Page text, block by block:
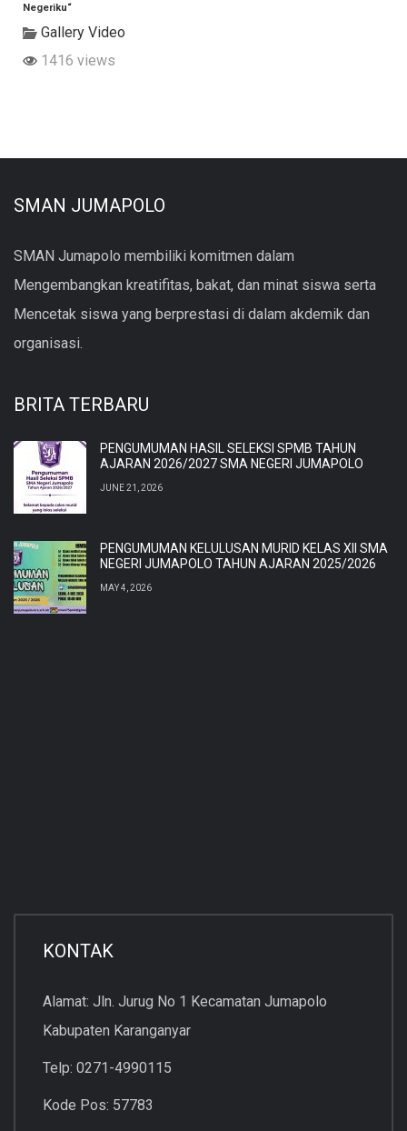
Negeriku“
Gallery Video
1416 views
SMAN JUMAPOLO
SMAN Jumapolo membiliki komitmen dalam
Mengembangkan kreatifitas, bakat, dan minat siswa serta
Mencetak siswa yang berprestasi di dalam akdemik dan
organisasi.
BRITA TERBARU
PENGUMUMAN HASIL SELEKSI SPMB TAHUN
AJARAN 2026/2027 SMA NEGERI JUMAPOLO
JUNE 21, 2026
PENGUMUMAN KELULUSAN MURID KELAS XII SMA
NEGERI JUMAPOLO TAHUN AJARAN 2025/2026
MAY 4, 2026
KONTAK
Alamat: Jln. Jurug No 1 Kecamatan Jumapolo
Kabupaten Karanganyar
Telp: 0271-4990115
Kode Pos: 57783